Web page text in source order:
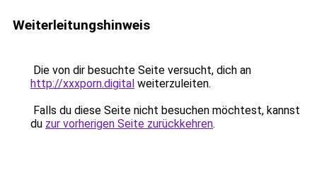
Weiterleitungshinweis
Die von dir besuchte Seite versucht, dich an
http://xxxporn.digital weiterzuleiten.
Falls du diese Seite nicht besuchen möchtest, kannst
du zur vorherigen Seite zurückkehren.